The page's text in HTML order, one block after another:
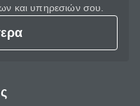
και υπηρεσιών σου.